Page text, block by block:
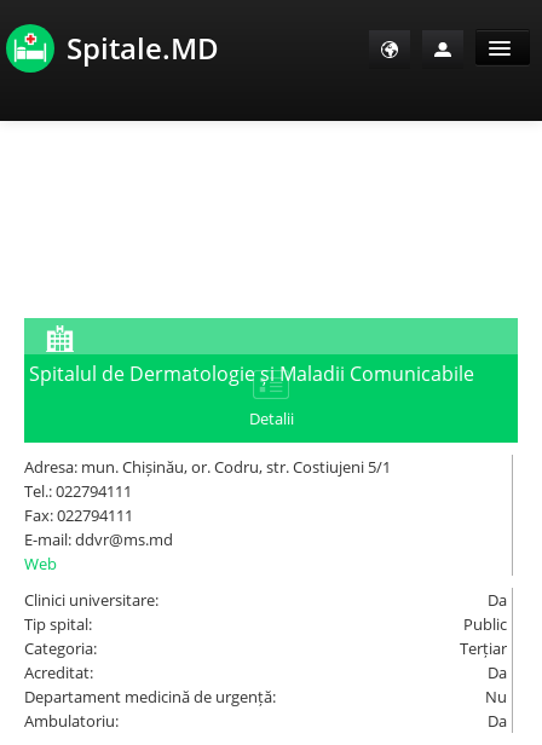
Spitale.MD
E-Sănătate Pacienți
E-Sănătate Instituții
Tuberculoza Info
Spitale.MD
Centrul PAS
Școala E-Sănătate
Spitalul de Dermatologie și Maladii Comunicabile
Detalii
Adresa: mun. Chișinău, or. Codru, str. Costiujeni 5/1
Tel.: 022794111
Fax: 022794111
E-mail: ddvr@ms.md
Web
Clinici universitare:
Da
Tip spital:
Public
Categoria:
Terțiar
Acreditat:
Da
Departament medicină de urgență:
Nu
Ambulatoriu:
Da